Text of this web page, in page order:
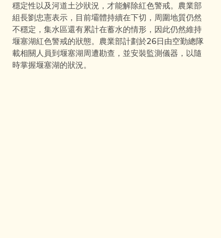
穩定性以及河道土沙狀況，才能解除紅色警戒。農業部
組長劉忠憲表示，目前壩體持續在下切，周圍地質仍然
不穩定，集水區還有累計在蓄水的情形，因此仍然維持
堰塞湖紅色警戒的狀態。農業部計劃於26日由空勤總隊
載相關人員到堰塞湖周遭勘查，並安裝監測儀器，以隨
時掌握堰塞湖的狀況。